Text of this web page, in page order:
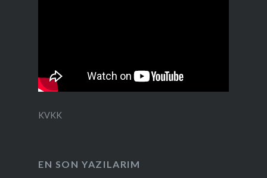
KVKK
EN SON YAZILARIM